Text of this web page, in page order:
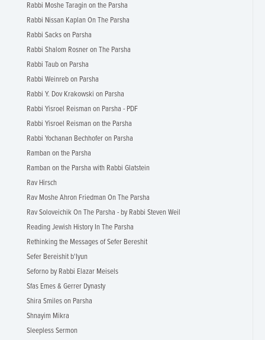
Rabbi Moshe Taragin on the Parsha
Rabbi Nissan Kaplan On The Parsha
Rabbi Sacks on Parsha
Rabbi Shalom Rosner on The Parsha
Rabbi Taub on Parsha
Rabbi Weinreb on Parsha
Rabbi Y. Dov Krakowski on Parsha
Rabbi Yisroel Reisman on Parsha - PDF
Rabbi Yisroel Reisman on the Parsha
Rabbi Yochanan Bechhofer on Parsha
Ramban on the Parsha
Ramban on the Parsha with Rabbi Glatstein
Rav Hirsch
Rav Moshe Ahron Friedman On The Parsha
Rav Soloveichik On The Parsha - by Rabbi Steven Weil
Reading Jewish History In The Parsha
Rethinking the Messages of Sefer Bereshit
Sefer Bereishit b'Iyun
Seforno by Rabbi Elazar Meisels
Sfas Emes & Gerrer Dynasty
Shira Smiles on Parsha
Shnayim Mikra
Sleepless Sermon